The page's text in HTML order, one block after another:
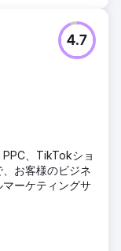
けに、トルコ市場
クションサポー
た。期待される
シェア↑、AOV
迅速なパフォー
で売上高200万
動
4.7
、TikTokショ
お客様のビジネ
ーケティングサ